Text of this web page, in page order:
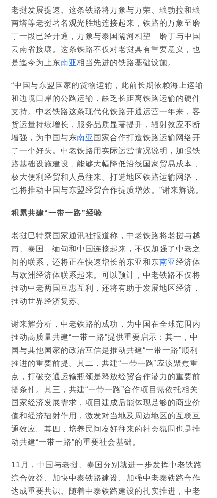
老挝发展提速。这条铁路将万象与万荣、琅勃拉和琅
南塔等老挝著名观光胜地连接起来，铁路的万象至磨
丁一段已经开通，万象与泰国隔河相望，磨丁与中国
云南省接壤。这条铁路不仅对老挝具有重要意义，也
是迄今为止东南亚相当先进的铁路基础设施。
“中国与东盟国家的货物运输，此前长期依赖海上运输
和边境口岸的公路运输，缺乏长距离铁路运输的硬件
支持。中老铁路这条现代化铁路开通运营一年来，客
货运量持续增长，服务品质显著提升，辐射效应不断
增强，为中国与东南亚 国家合作打造铁路运输网络开
了一个好头。中老铁路用实际运营情况说明，加强铁
路基础设施建设，能够大幅降低沿线国家贸易成本，
极大便利经贸和人员往来。打造地区铁路运输网络，
也将推动中国与东盟经贸合作提质增效。”谢来辉说。
积累共建“一带一路”经验
老挝巴特寮国家通讯社报道称，中老铁路将老挝与越
南、泰国、缅甸和中国连接起来，不仅加强了中老之
间的联系，还将正在快速增长的东亚和东南亚经济体
与欧洲经济体联系起来。可以预计，中老铁路不仅将
推动中老两国互惠互利，还将有助于发展地区经济，
推动世界经济复苏。
谢来辉分析，中老铁路的成功，为中国在全球范围内
推动高质量共建“一带一路”提供重要启示：其一，中
国与其他国家的政治互信是推动共建“一带一路”顺利
推进的重要前提。其二，共建“一带一路”应该聚焦重
点，打破交通运输瓶颈是释放经贸合作潜力的重要前
提条件。其三，共建“一带一路”合作项目需依托相关
国家经济发展需求，项目建成后能体现足够的商业价
值和经济辐射作用，激发对当地及周边地区的互联互
通效应。其四，培养民间友好往来的社会氛围也是推
动共建“一带一路”的重要社会基础。
11月，中国与老挝、泰国分别就进一步发挥中老铁路
综合效益、加快中泰铁路建设、加强中老泰铁路合作
达成重要共识。随着中泰铁路建设的扎实推进，中老